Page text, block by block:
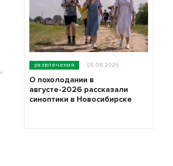
развлечения 05.08.2026
О похолодании в
августе-2026 рассказали
синоптики в Новосибирске